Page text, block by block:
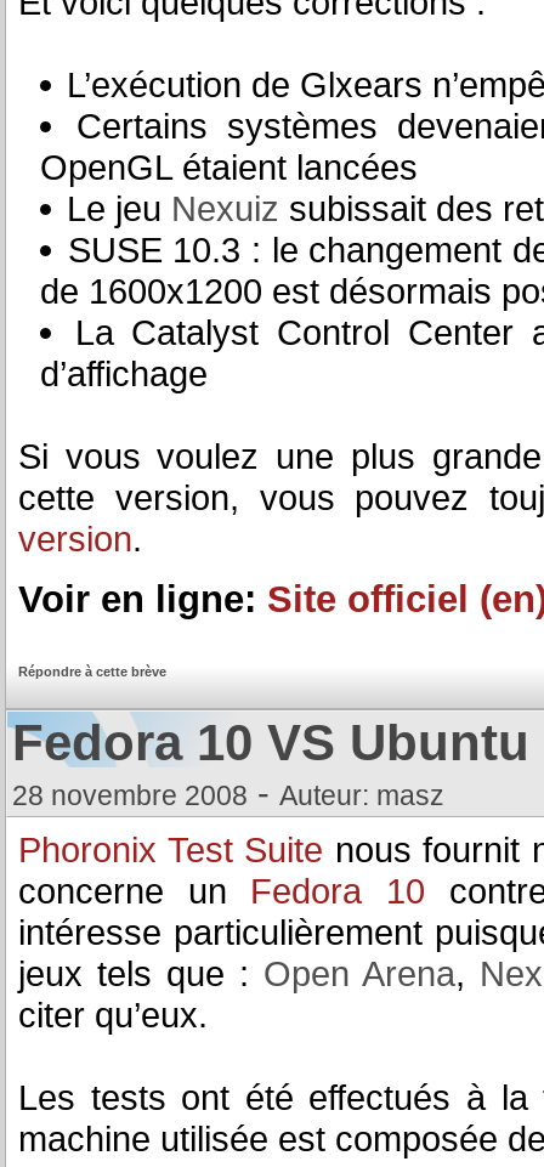
L’exécution de Glxears
Certains systèmes
OpenGL étaient lancées
Le jeu Nexuiz subissait des
SUSE 10.3 : le changement
de 1600x1200 est désormais
La Catalyst Control Center
d’affichage
Si vous voulez une plus
cette version, vous pouvez
version.
Voir en ligne: Site officiel
Répondre à cette brève
Fedora 10 VS Ubuntu
28 novembre 2008 - Auteur: masz
Phoronix Test Suite nous fournit
concerne un Fedora 10
intéresse particulièrement
jeux tels que : Open Arena,
citer qu’eux.
Les tests ont été effectués à
machine utilisée est composée